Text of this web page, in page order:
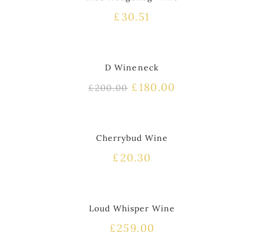
£ 30.51
D Wineneck
£200.00 £180.00
Cherrybud Wine
£ 20.30
Loud Whisper Wine
£259.00